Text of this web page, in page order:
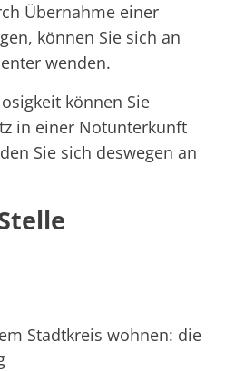
Übernahme einer
können Sie sich an
wenden.
können Sie
in einer Notunterkunft
Sie sich deswegen an
Stadtkreis wohnen: die